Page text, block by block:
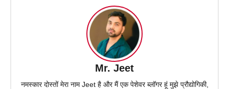
Mr. Jeet
नमस्कार दोस्तों मेरा नाम Jeet है और मैं एक पेशेवर ब्लॉगर हूं मुझे प्रौद्योगिकी,